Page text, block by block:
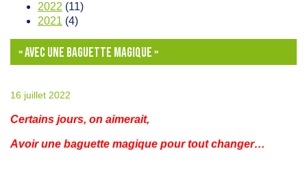
2022 (11)
2021 (4)
« AVEC UNE BAGUETTE MAGIQUE »
16 juillet 2022
Certains jours, on aimerait,
Avoir une baguette magique pour tout changer…